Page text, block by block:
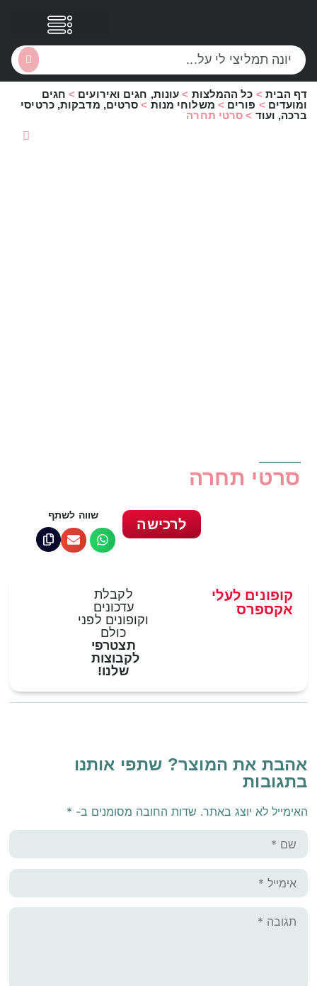
דף הבית > כל ההמלצות > עונות, חגים ואירועים > חגים
ומועדים > פורים > משלוחי מנות > סרטים, מדבקות, כרטיסי
ברכה, ועוד > סרטי תחרה
סרטי תחרה
שווה לשתף
לרכישה
לקבלת
עדכונים
וקופונים לפני
כולם
תצטרפי
לקבוצות
שלנו!
קופונים לעלי
אקספרס
אהבת את המוצר? שתפי אותנו
בתגובות
האימייל לא יוצג באתר. שדות החובה מסומנים ב- *